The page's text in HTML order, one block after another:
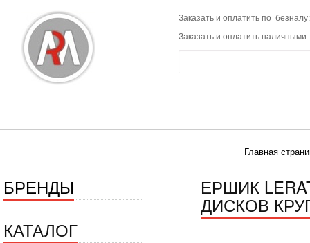
Заказать и оплатить по
Заказать и оплатить наличными
Главная
БРЕНДЫ
КАТАЛОГ
ЕРШИК
ДИСКОВ